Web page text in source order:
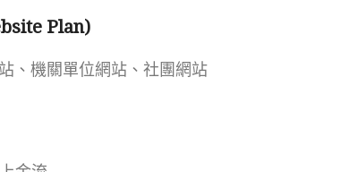
Plan)
、機關單位網站、社團網站